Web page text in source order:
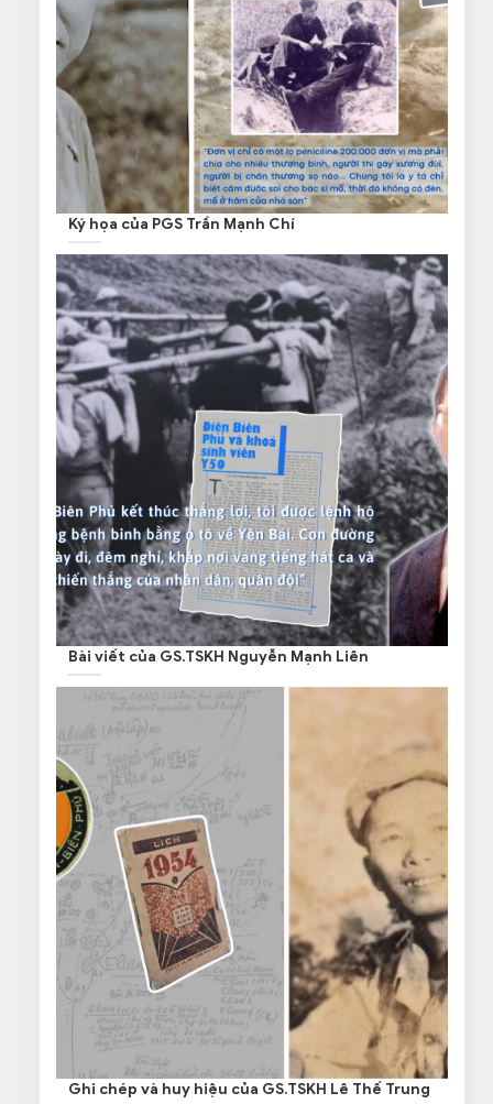
Ký họa của PGS Trần Mạnh Chí
Bài viết của GS.TSKH Nguyễn Mạnh Liên
Ghi chép và huy hiệu của GS.TSKH Lê Thế Trung